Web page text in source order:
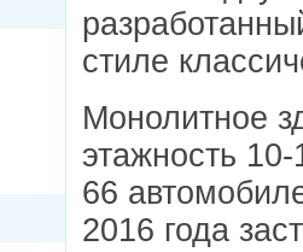
стиле
Монолитное
этажность
66
2016 года